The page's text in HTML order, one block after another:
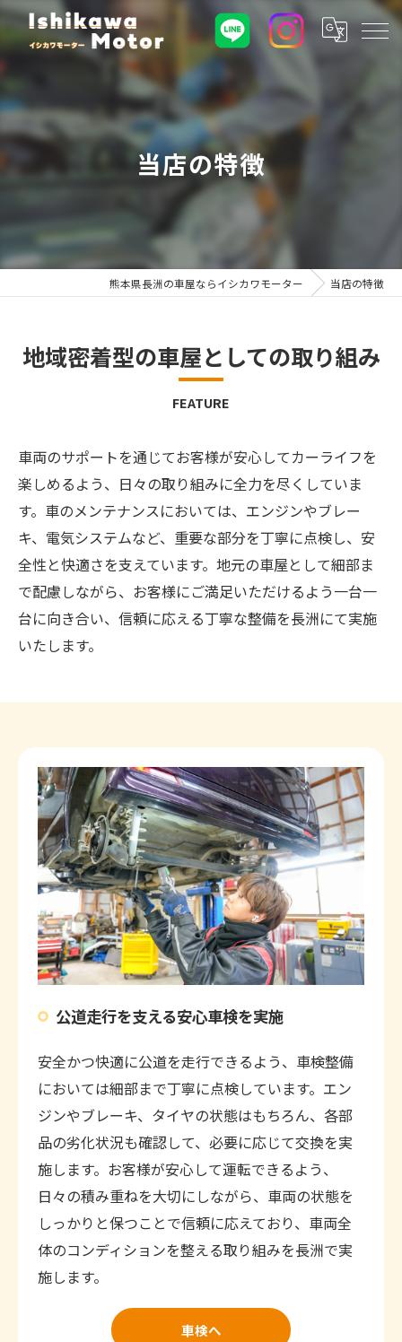
当店の特徴
熊本県長洲の車屋ならイシカワモーター 当店の特徴
地域密着型の車屋としての取り組み
FEATURE
車両のサポートを通じてお客様が安心してカーライフを
楽しめるよう、日々の取り組みに全力を尽くしていま
す。車のメンテナンスにおいては、エンジンやブレー
キ、電気システムなど、重要な部分を丁寧に点検し、安
全性と快適さを支えています。地元の車屋として細部ま
で配慮しながら、お客様にご満足いただけるよう一台一
台に向き合い、信頼に応える丁寧な整備を長洲にて実施
いたします。
公道走行を支える安心車検を実施
安全かつ快適に公道を走行できるよう、車検整備
においては細部まで丁寧に点検しています。エン
ジンやブレーキ、タイヤの状態はもちろん、各部
品の劣化状況も確認して、必要に応じて交換を実
施します。お客様が安心して運転できるよう、
日々の積み重ねを大切にしながら、車両の状態を
しっかりと保つことで信頼に応えており、車両全
体のコンディションを整える取り組みを長洲で実
施します。
車検へ